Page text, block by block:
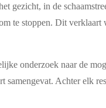
gezicht, in de
te stoppen. Dit
onderzoek naar de
Achter elk